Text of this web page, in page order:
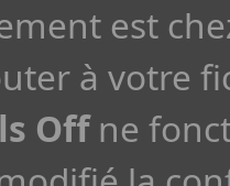
est
à votre
Offne